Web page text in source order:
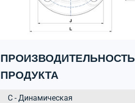
ПРОИЗВОДИТЕЛЬНОСТЬ
ПРОДУКТА
C - Динамическая